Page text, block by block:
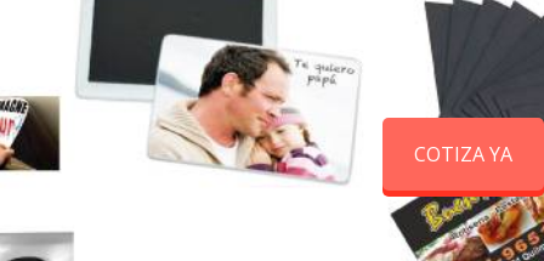
COTIZA YA